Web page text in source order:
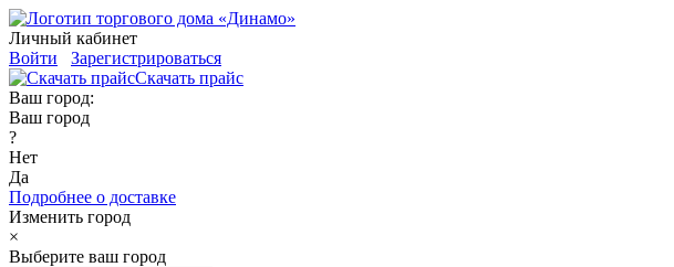
Личный кабинет
Войти
Зарегистрироваться
Скачать прайс
Ваш город:
Ваш город
?
Нет
Да
Подробнее о доставке
Изменить город
×
Выберите ваш город